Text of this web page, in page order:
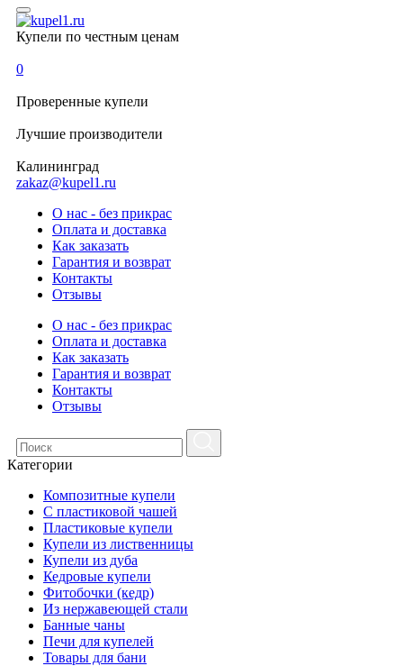
Купели по честным ценам
0
Проверенные купели
Лучшие производители
Калининград
zakaz@kupel1.ru
О нас - без прикрас
Оплата и доставка
Как заказать
Гарантия и возврат
Контакты
Отзывы
О нас - без прикрас
Оплата и доставка
Как заказать
Гарантия и возврат
Контакты
Отзывы
Категории
Композитные купели
С пластиковой чашей
Пластиковые купели
Купели из лиственницы
Купели из дуба
Кедровые купели
Фитобочки (кедр)
Из нержавеющей стали
Банные чаны
Печи для купелей
Товары для бани